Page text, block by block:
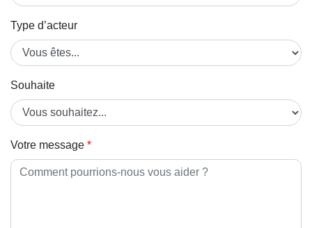
Type d’acteur
Souhaite
Votre message